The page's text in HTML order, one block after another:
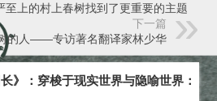
至上的村上春树找到了更重要的主题
下一篇
的人——专访著名翻译家林少华
》：穿梭于现实世界与隐喻世界：